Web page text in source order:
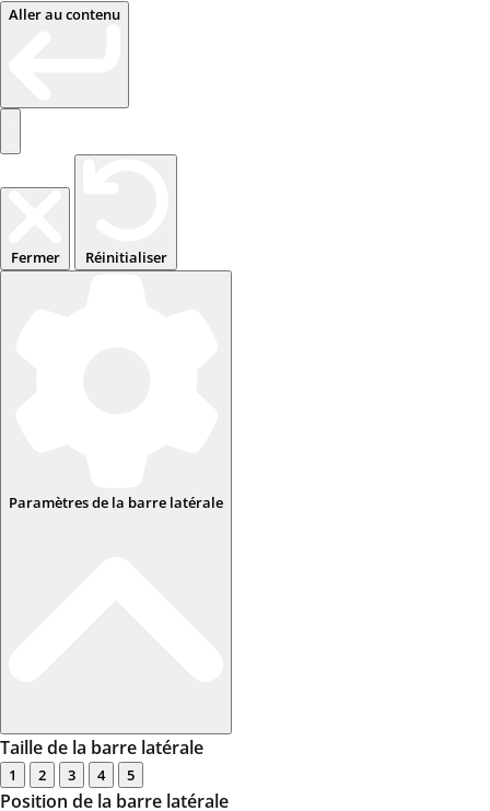
Aller au contenu
Fermer Réinitialiser
Paramètres de la barre latérale
Taille de la barre latérale
1 2 3 4 5
Position de la barre latérale